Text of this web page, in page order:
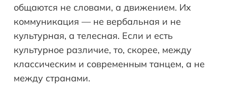
общаются не словами, а движением. Их
коммуникация — не вербальная и не
культурная, а телесная. Если и есть
культурное различие, то, скорее, между
классическим и современным танцем, а не
между странами.